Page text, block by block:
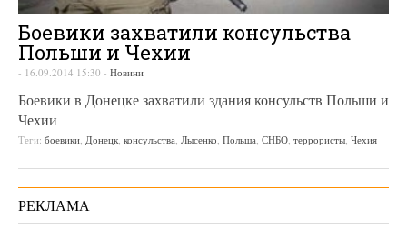
Боевики захватили консульства
Польши и Чехии
- 16.09.2014 15:30 - Новини
Боевики в Донецке захватили здания консульств Польши и
Чехии
Теги: боевики Донецк консульства Лысенко Польша СНБО террористы Чехия
РЕКЛАМА